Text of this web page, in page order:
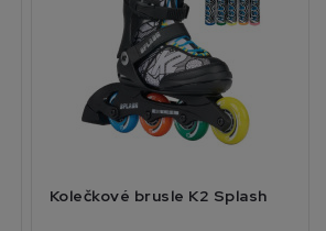
Kolečkové brusle K2 Splash